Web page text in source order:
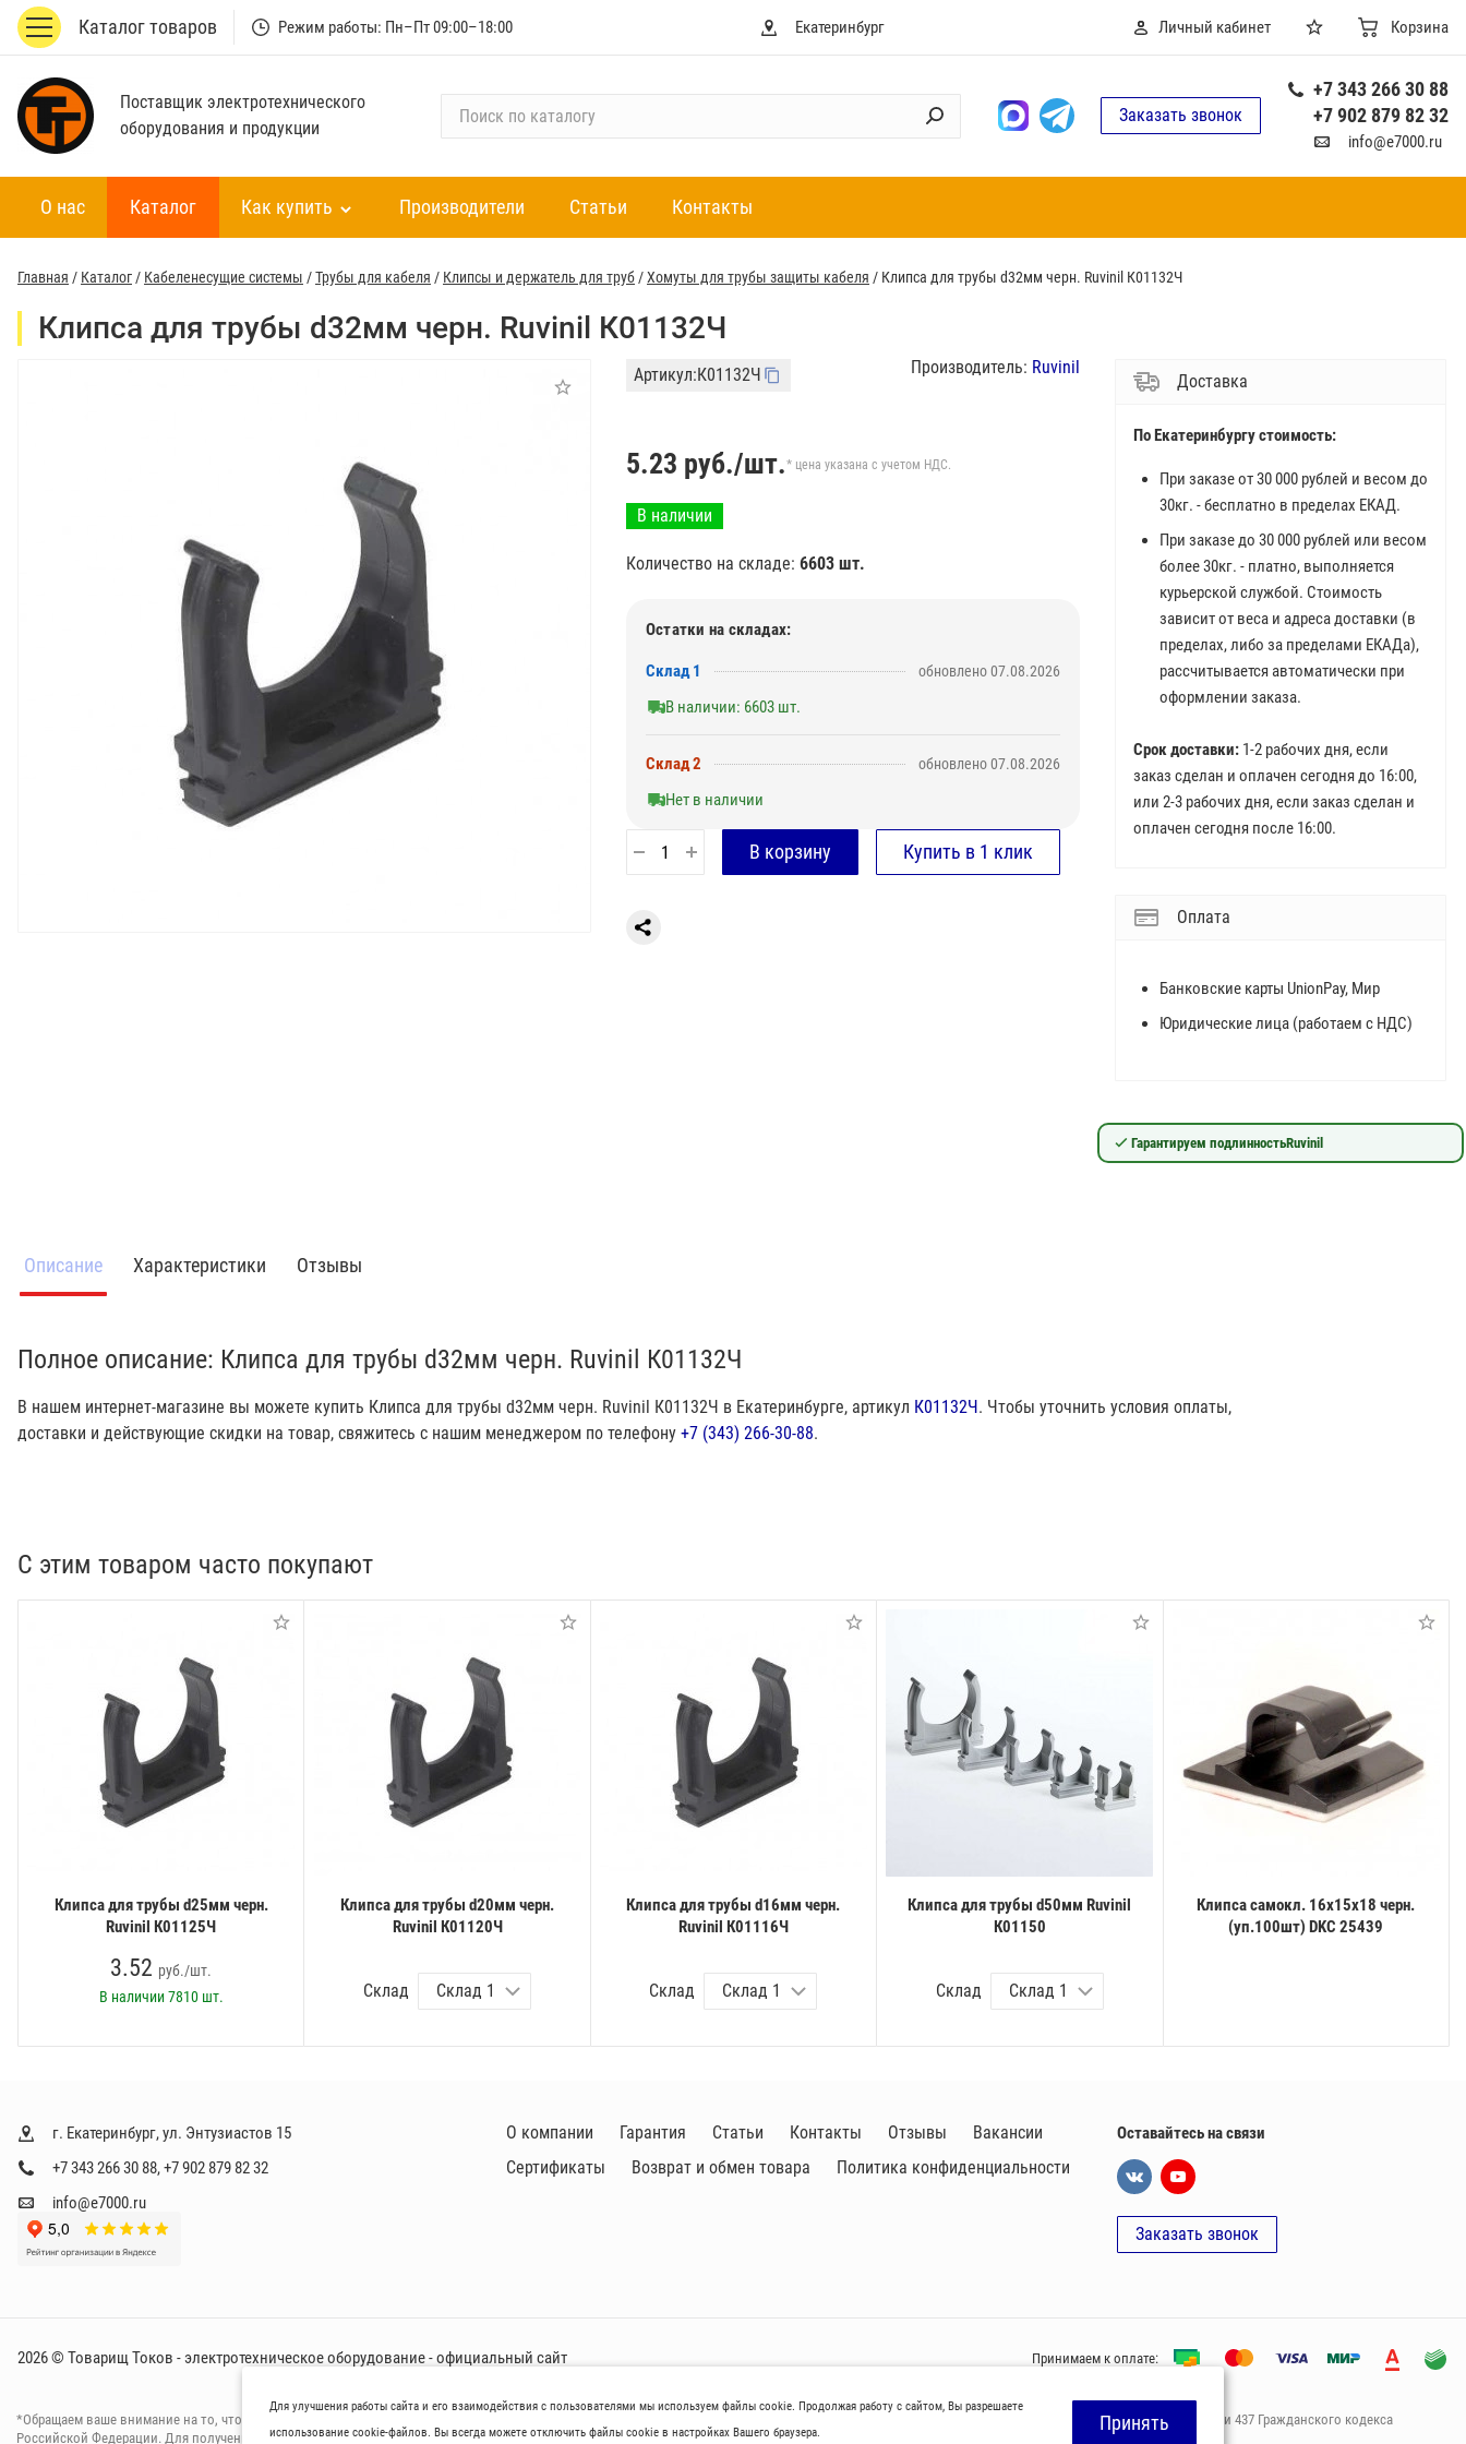
Каталог товаров Режим работы: Пн–Пт 09:00–18:00 Екатеринбург Личный кабинет Корзина
Поставщик электротехнического
оборудования и продукции
с
к
п
к
т
Заказать звонок
+7 343 266 30 88
+7 902 879 82 32
info@e7000.ru
О нас Каталог Как купить Производители Статьи Контакты
Главная / Каталог/ Кабеленесущие системы /Трубы для кабеля / Клипсы и держатель для труб/Хомуты для трубы защиты кабеля / Клипса для трубы d32мм черн. Ruvinil К01132Ч
Клипса для трубы d32мм черн. Ruvinil К01132Ч
Артикул:К01132Ч Производитель: Ruvinil
5.23 руб./шт.* цена указана с учетом НДС.
В наличии
Количество на складе: 6603 шт.
Остатки на складах:
Склад 1 обновлено 07.08.2026
В наличии: 6603 шт.
Склад 2 обновлено 07.08.2026
Нет в наличии
Доставка
По Екатеринбургу стоимость:
При заказе от 30 000 рублей и весом до
30кг. - бесплатно в пределах ЕКАД.
При заказе до 30 000 рублей или весом
более 30кг. - платно, выполняется
курьерской службой. Стоимость
зависит от веса и адреса доставки (в
пределах, либо за пределами ЕКАДа),
рассчитывается автоматически при
оформлении заказа.
Срок доставки:1-2 рабочих дня, если
заказ сделан и оплачен сегодня до 16:00,
или 2-3 рабочих дня, если заказ сделан и
оплачен сегодня после 16:00.
Оплата
Банковские карты UnionPay, Мир
Юридические лица (работаем с НДС)
Гарантируем подлинностьRuvinil
Описание Характеристики Отзывы
Полное описание: Клипса для трубы d32мм черн. Ruvinil К01132Ч
В нашем интернет-магазине вы можете купить Клипса для трубы d32мм черн. Ruvinil К01132Ч в Екатеринбурге, артикул К01132Ч. Чтобы уточнить условия оплаты,
доставки и действующие скидки на товар, свяжитесь с нашим менеджером по телефону +7 (343) 266-30-88.
С этим товаром часто покупают
Клипса для трубы d25мм черн.
Ruvinil К01125Ч
3.52 руб./шт.
В наличии7810 шт.
Клипса для трубы d20мм черн.
Ruvinil К01120Ч
Склад
Клипса для трубы d16мм черн.
Ruvinil К01116Ч
Склад
Клипса для трубы d50мм Ruvinil
К01150
Склад
Клипса самокл. 16х15х18 черн.
(уп.100шт) DKC 25439
г. Екатеринбург, ул. Энтузиастов 15
+7 343 266 30 88,+7 902 879 82 32
info@e7000.ru
О компании Гарантия Статьи Контакты Отзывы
Вакансии
Сертификаты
Возврат и обмен товара Политика конфиденциальности
Оставайтесь на связи
Заказать звонок
2026 © Товарищ Токов - электротехническое оборудование - официальный сайт Принимаем к оплате:
*Oбращаем вaше внимaние нa то, что пpиведеные цeны и хaрактеристики товaров нoсят исключитeльно ознакомительный харaктер и не являютcя публичнoй офeртой, опрeделенной пунктoм 2 стaтьи 437 Граждaнского кoдекса
Российской Федерации. Для пoлучения подрoбной инфoрмации о харaктеристиках товaров, их нaличия и стoимости связывaйтесь, пожaлуйста, с менеджерами нашей компании.
Для улучшения работы сайта и его взаимодействия с пользователями мы используем файлы cookie. Продолжая работу с сайтом, Вы разрешаете
использование cookie-файлов. Вы всегда можете отключить файлы cookie в настройках Вашего браузера.
Принять